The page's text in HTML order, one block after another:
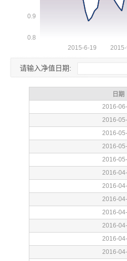
请输入净值日期: